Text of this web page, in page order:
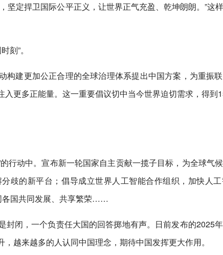
坚定捍卫国际公平正义，让世界正气充盈、乾坤朗朗。”这
刻”。
构建更加公正合理的全球治理体系提出中国方案，为重振
更多正能量。这一重要倡议切中当今世界迫切需求，得到
行动中。宣布新一轮国家自主贡献一揽子目标，为全球气
歧的新平台；倡导成立世界人工智能合作组织，加快人
各国共同发展、共享繁荣……
封闭，一个负责任大国的回答掷地有声。日前发布的2025
越来越多的人认同中国理念，期待中国发挥更大作用。